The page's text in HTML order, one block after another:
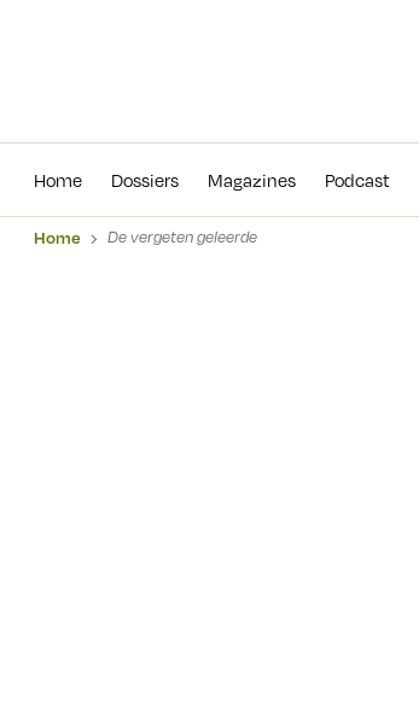
Home Dossiers Magazines Podcast
Home De vergeten geleerde